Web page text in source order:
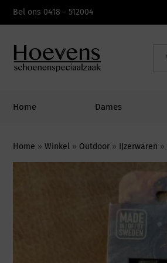
Bel ons 0418 - 512004
Home Dames
Home » Winkel » Outdoor » IJzerwaren »